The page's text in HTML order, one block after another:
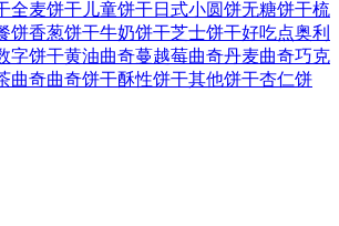
全麦饼干 儿童饼干日式小圆饼无糖饼干梳
饼香葱饼干牛奶饼干芝士饼干好吃点奥利
字饼干黄油曲奇蔓越莓曲奇丹麦曲奇巧克
曲奇曲奇饼干酥性饼干其他饼干杏仁饼